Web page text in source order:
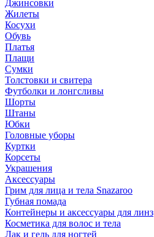
Джинсовки
Жилеты
Косухи
Обувь
Платья
Плащи
Сумки
Толстовки и свитера
Футболки и лонгсливы
Шорты
Штаны
Юбки
Головные уборы
Куртки
Корсеты
Украшения
Аксессуары
Грим для лица и тела Snazaroo
Губная помада
Контейнеры и аксессуары для линз
Косметика для волос и тела
Лак и гель для ногтей